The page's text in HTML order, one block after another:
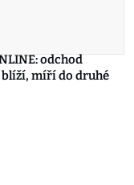
odchod
blíží, míří do druhé